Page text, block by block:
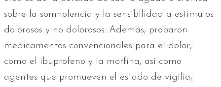
sobre la somnolencia y la sensibilidad a estímulos
dolorosos y no dolorosos. Además, probaron
medicamentos convencionales para el dolor,
como el ibuprofeno y la morfina, así como
agentes que promueven el estado de vigilia,